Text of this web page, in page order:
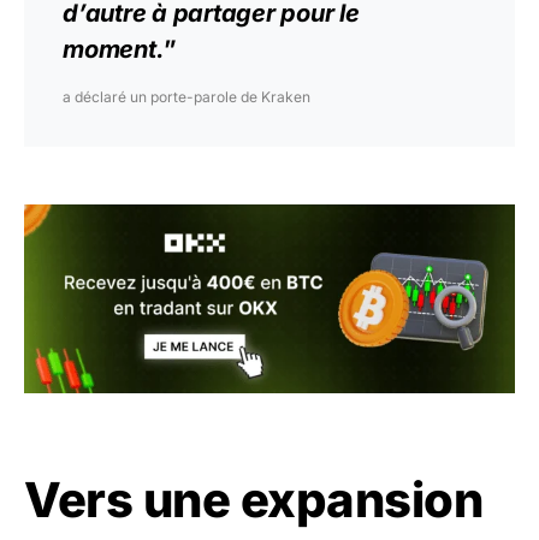
d’autre à partager pour le
moment.”
a déclaré un porte-parole de Kraken
Vers une expansion